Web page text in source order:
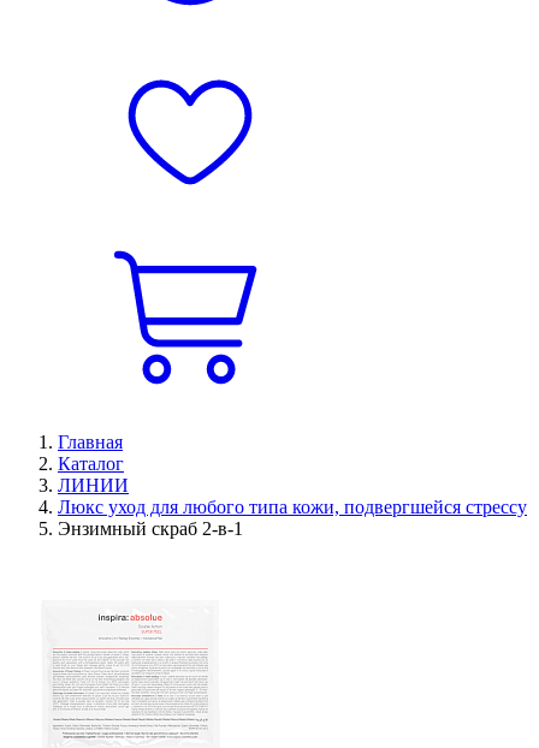
Главная
Каталог
ЛИНИИ
Люкс уход для любого типа кожи, подвергшейся стрессу
Энзимный скраб 2-в-1